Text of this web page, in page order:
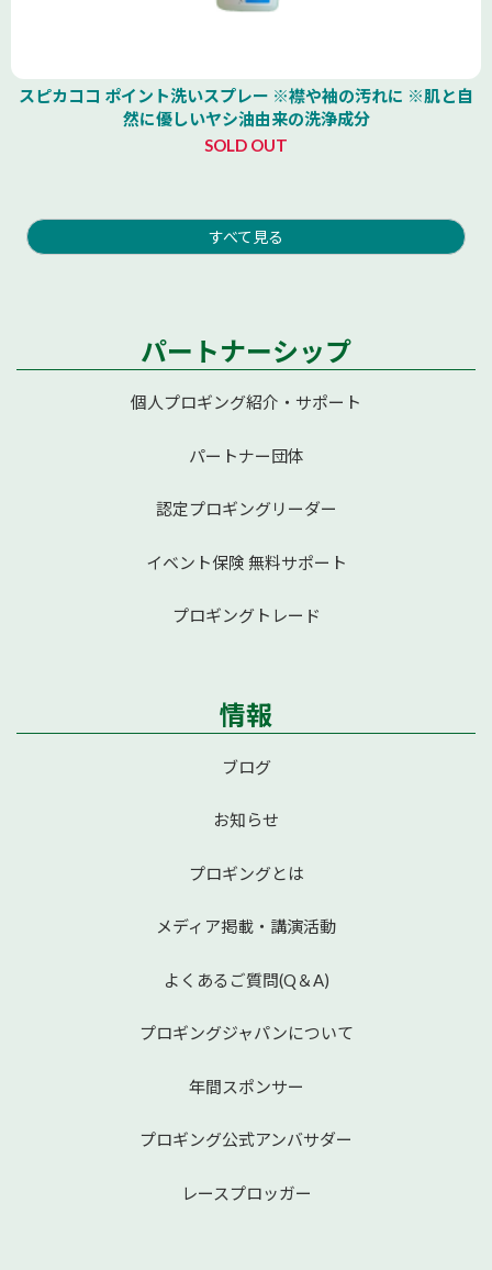
スピカココ ポイント洗いスプレー ※襟や袖の汚れに ※肌と自
然に優しいヤシ油由来の洗浄成分
SOLD OUT
すべて見る
パートナーシップ
個人プロギング紹介・サポート
パートナー団体
認定プロギングリーダー
イベント保険 無料サポート
プロギングトレード
情報
ブログ
お知らせ
プロギングとは
メディア掲載・講演活動
よくあるご質問(Q＆A)
プロギングジャパンについて
年間スポンサー
プロギング公式アンバサダー
レースプロッガー